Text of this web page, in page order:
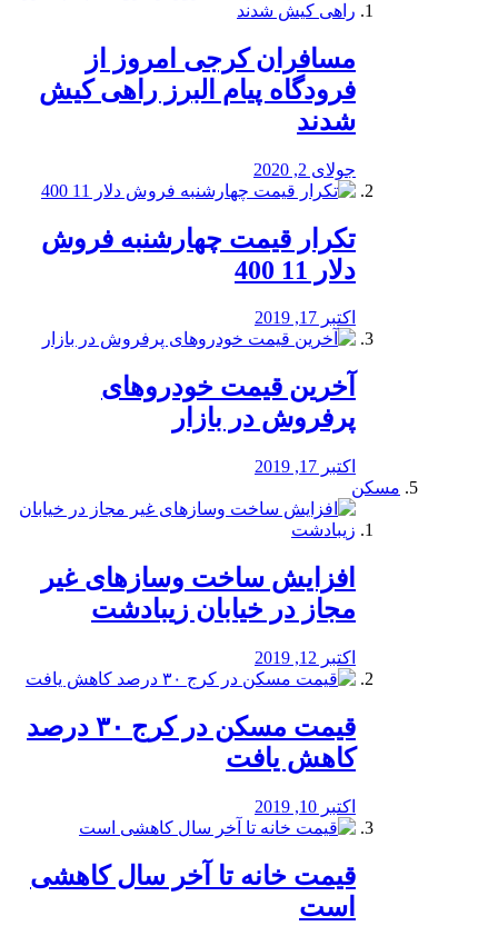
مسافران کرجی امروز از
فرودگاه پیام البرز راهی کیش
شدند
جولای 2, 2020
تکرار قیمت چهارشنبه فروش
دلار 11 400
اکتبر 17, 2019
آخرین قیمت خودرو‌های
پرفروش در بازار
اکتبر 17, 2019
مسکن
افزایش ساخت وسازهای غیر
مجاز در خیابان زیبادشت
اکتبر 12, 2019
️قیمت مسکن در کرج ۳۰ درصد
کاهش یافت
اکتبر 10, 2019
قیمت خانه تا آخر سال کاهشی
است